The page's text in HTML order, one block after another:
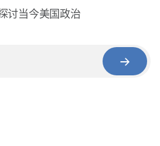
讨当今美国政治